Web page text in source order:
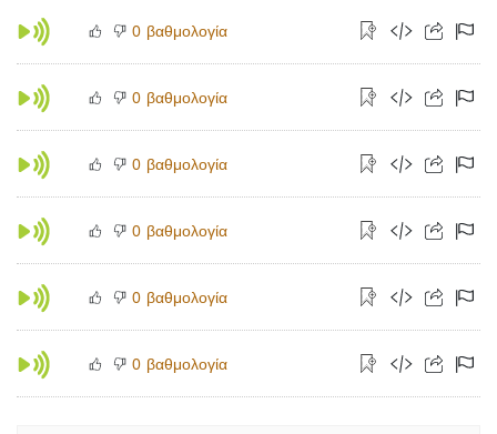
0 βαθμολογία
0 βαθμολογία
0 βαθμολογία
0 βαθμολογία
0 βαθμολογία
0 βαθμολογία